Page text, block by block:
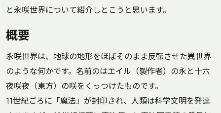
と永咲世界について紹介しとこうと思います。
概要
永咲世界は、地球の地形をほぼそのまま反転させた異世界
のような何かです。名前のはエイル（製作者）の永と十六
夜咲夜（東方）の咲をくっつけたものです。
11世紀ごろに「魔法」が封印され、人類は科学文明を発達